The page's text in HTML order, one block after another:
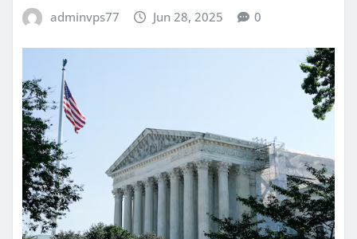
adminvps77 Jun 28, 2025 0